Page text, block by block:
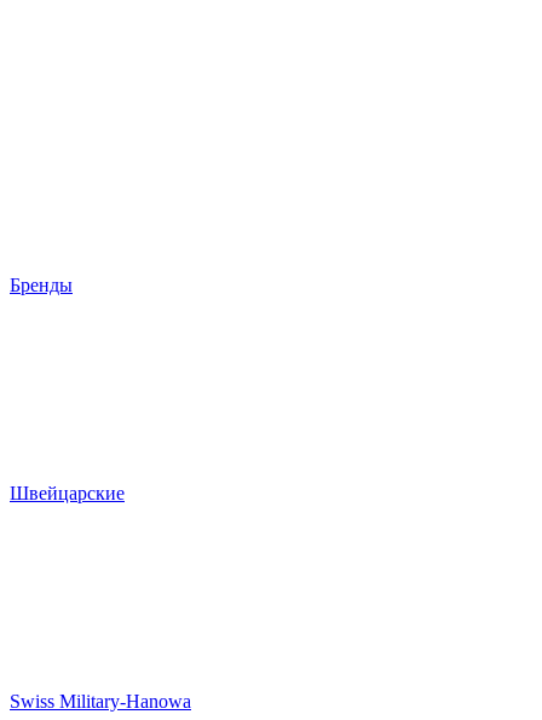
Бренды
Швейцарские
Swiss Military-Hanowa